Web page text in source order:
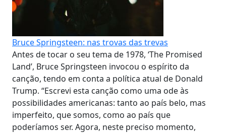
Bruce Springsteen: nas trovas das trevas
Antes de tocar o seu tema de 1978, ‘The Promised
Land’, Bruce Springsteen invocou o espírito da
canção, tendo em conta a política atual de Donald
Trump. “Escrevi esta canção como uma ode às
possibilidades americanas: tanto ao país belo, mas
imperfeito, que somos, como ao país que
poderíamos ser. Agora, neste preciso momento,